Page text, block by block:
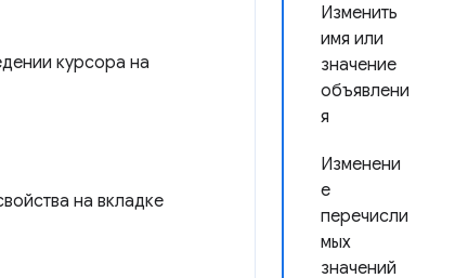
Изменить
имя или
значение
объявлени
я
Изменени
е
перечисли
мых
значений
курсора на
на вкладке